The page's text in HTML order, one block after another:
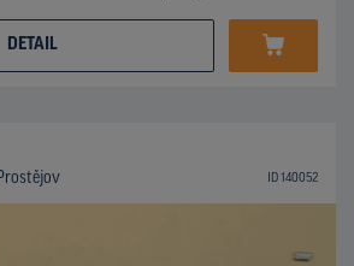
DETAIL
ID 140052